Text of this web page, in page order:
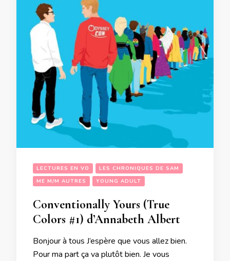
LECTURES EN VO
LES CHRONIQUES DE SAM
ME M/M AUTRES
YOUNG ADULT
Conventionally Yours (True
Colors #1) d’Annabeth Albert
Bonjour à tous J’espère que vous allez bien.
Pour ma part ça va plutôt bien. Je vous